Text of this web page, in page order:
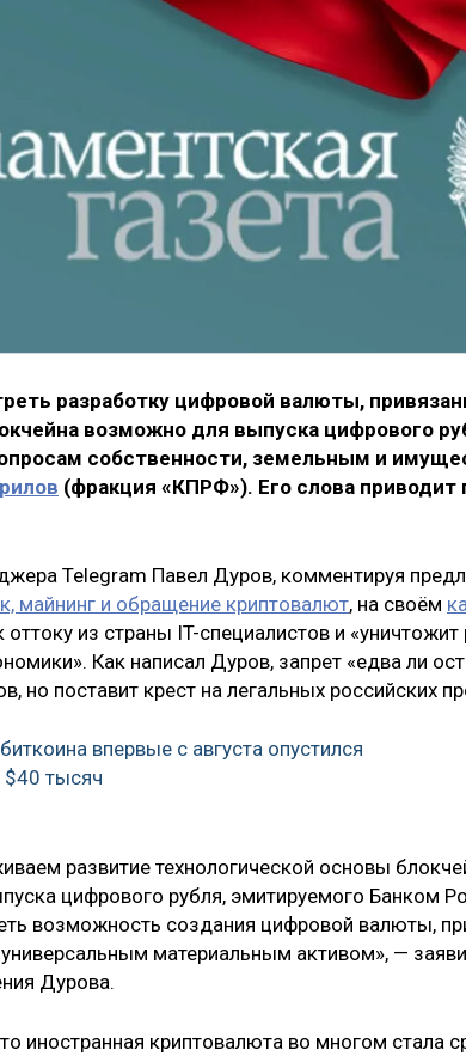
разработку цифровой валюты,
возможно для выпуска цифрового
собственности, земельным и
(фракция «КПРФ»). Его слова приводит
Telegram Павел Дуров, комментируя
майнинг и обращение криптовалют, на своём
оттоку из страны IT-специалистов и «уничтожит
Как написал Дуров, запрет «едва ли
но поставит крест на легальных российских
впервые с августа опустился
тысяч
развитие технологической основы
цифрового рубля, эмитируемого Банком
возможность создания цифровой валюты,
материальным активом», —
Дурова.
иностранная криптовалюта во многом стала